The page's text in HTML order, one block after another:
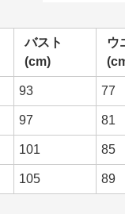
バスト
(cm)
ウ
93 77
97 81
101 85
105 89